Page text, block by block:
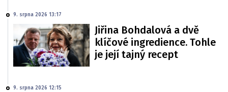
9. srpna 2026 13:17
Jiřina Bohdalová a dvě
klíčové ingredience. Tohle
je její tajný recept
9. srpna 2026 12:15